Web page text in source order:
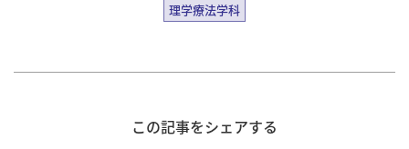
理学療法学科
この記事をシェアする